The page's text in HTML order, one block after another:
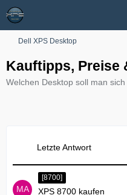
Dell XPS Desktop
Kauftipps, Preise
Welchen Desktop soll man
Letzte Antwort
[8700]
XPS 8700 kaufen